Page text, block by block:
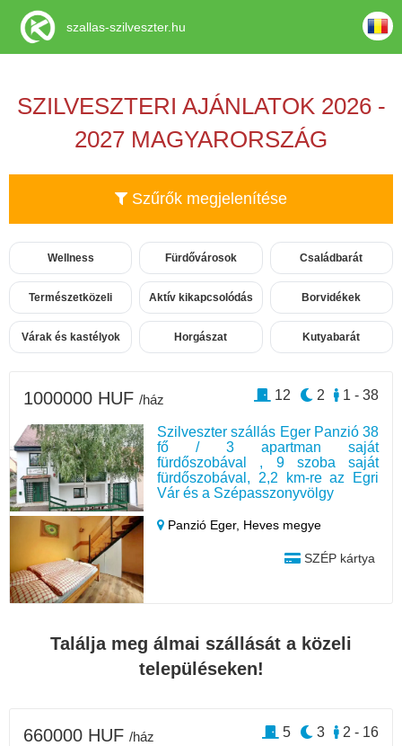
SZILVESZTERI AJÁNLATOK 2026 -
2027 MAGYARORSZÁG
Szűrők megjelenítése
Wellness Fürdővárosok Családbarát
Természetközeli Aktív kikapcsolódás Borvidékek
Várak és kastélyok Horgászat Kutyabarát
Szilveszter szállás Eger Panzió 38
fő / 3 apartman saját
fürdőszobával , 9 szoba saját
fürdőszobával, 2,2 km-re az Egri
Vár és a Szépasszonyvölgy
Panzió Eger, Heves megye
SZÉP kártya
1000000 HUF /ház 1 - 38
2
12
Találja meg álmai szállását a közeli
településeken!
660000 HUF /ház 2 - 16
3
5
szallas-szilveszter.hu